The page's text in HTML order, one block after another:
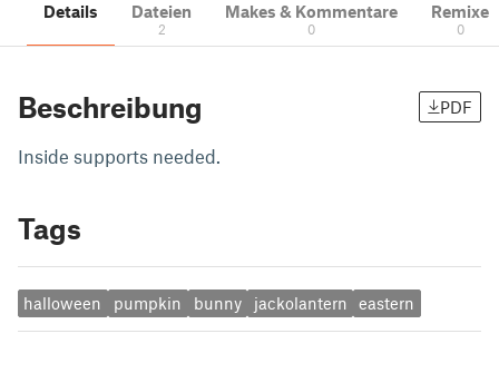
Details Dateien
2
Makes & Kommentare
0
Remixe
0
Beschreibung PDF
Inside supports needed.
Tags
halloween pumpkin bunny jackolantern eastern